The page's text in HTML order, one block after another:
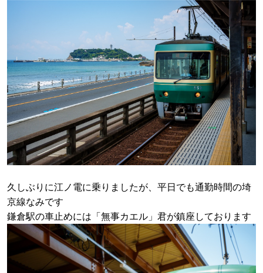
久しぶりに江ノ電に乗りましたが、平日でも通勤時間の埼
京線なみです
鎌倉駅の車止めには「無事カエル」君が鎮座しております